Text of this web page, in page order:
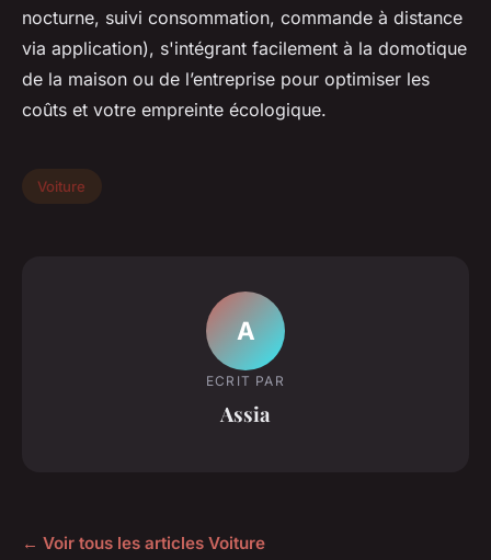
nocturne, suivi consommation, commande à distance
via application), s'intégrant facilement à la domotique
de la maison ou de l’entreprise pour optimiser les
coûts et votre empreinte écologique.
Voiture
A
ECRIT PAR
Assia
← Voir tous les articles Voiture